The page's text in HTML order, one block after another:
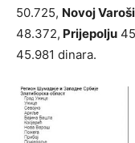
50.725, Novoj Varoši
48.372, Prijepolju
45.981 dinara.